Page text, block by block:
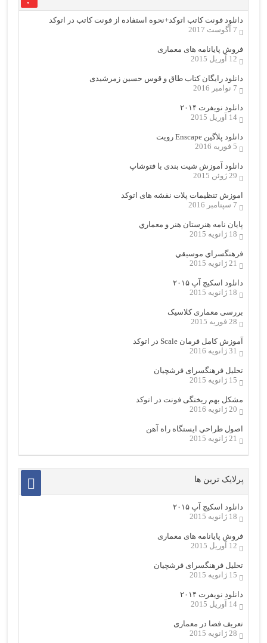
دانلود فونت کاتب اتوکد+نحوه استفاده از فونت کاتب در اتوکد
7 آگوست 2017
فروش پایانامه های معماری
12 آوریل 2015
دانلود رایگان کتاب طاق و قوس حسین زمرشیدی
7 نوامبر 2016
دانلود نویفرت ۲۰۱۴
14 آوریل 2015
دانلود پلاگین Enscape رویت
5 فوریه 2016
دانلود آموزش شیت بندی با فتوشاپ
29 ژوئن 2015
اموزش تنظیمات پلات نقشه های اتوکد
7 سپتامبر 2016
پایان نامه هنرستان هنر و معماري
18 ژانویه 2015
فرهنگسراي موسيقي
21 ژانویه 2015
دانلود اسکیچ آپ ۲۰۱۵
18 ژانویه 2015
بررسی معماری کلاسیک
28 فوریه 2015
آموزش کامل فرمان Scale در اتوکد
31 ژانویه 2016
تحلیل فرهنگسرای فرشچیان
15 ژانویه 2015
مشکل بهم ریختگی فونت در اتوکد
20 ژانویه 2016
اصول طراحي ایستگاه راه آهن
21 ژانویه 2015
پرلایک ترین ها
دانلود اسکیچ آپ ۲۰۱۵
18 ژانویه 2015
فروش پایانامه های معماری
12 آوریل 2015
تحلیل فرهنگسرای فرشچیان
15 ژانویه 2015
دانلود نویفرت ۲۰۱۴
14 آوریل 2015
تعریف فضا در معماری
28 ژانویه 2015